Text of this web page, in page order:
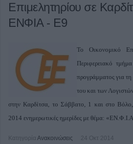
Επιμελητηρίου σε
ΕΝΦΙΑ - Ε9
Το Οικονομικό
Περιφερειακό
προγράμματος για
του και των
στην Καρδίτσα, το Σάββατο, 1 και στο
2014 ενημερωτικές ημερίδες με θέμα:
Κατηγορία Ανακοινώσεις 24 Οκτ 2014